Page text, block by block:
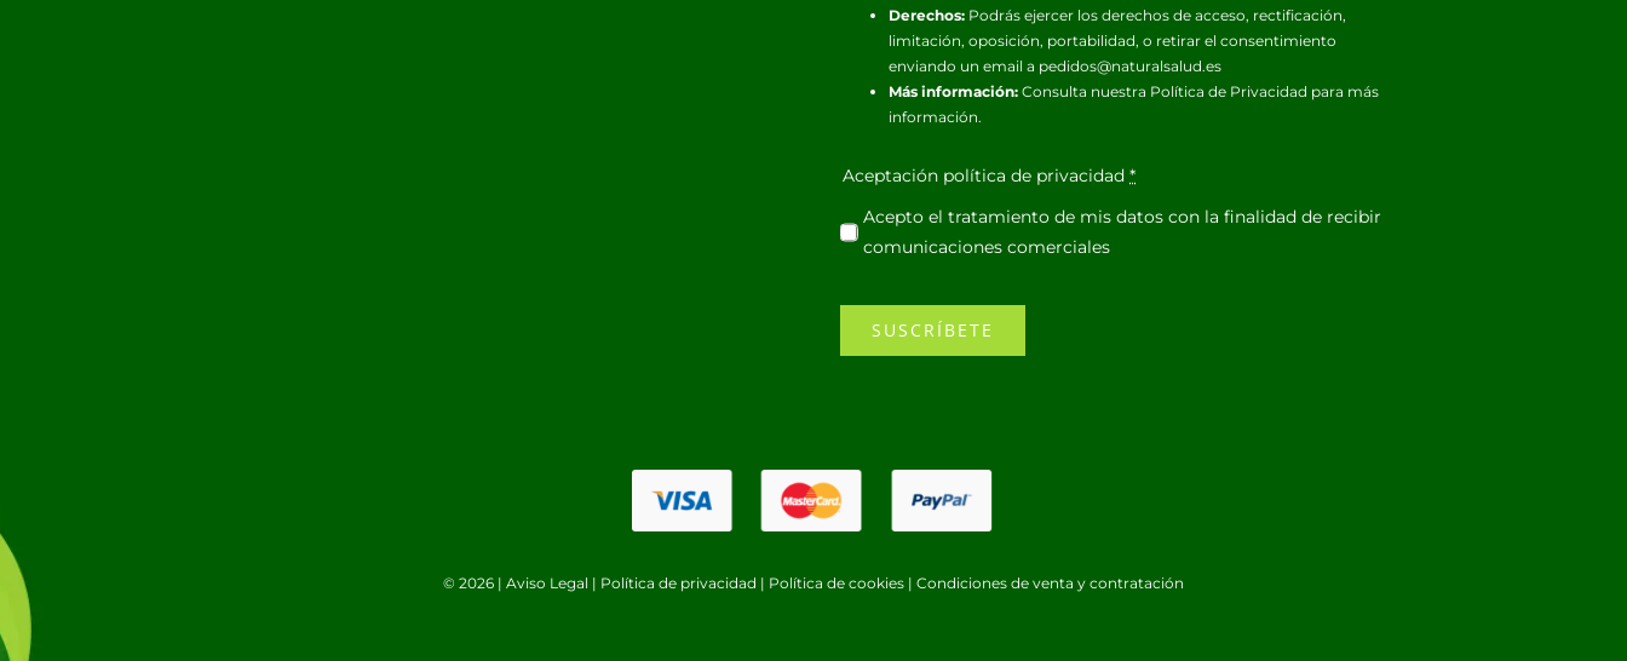
Derechos: Podrás ejercer los derechos de acceso, rectificación,
limitación, oposición, portabilidad, o retirar el consentimiento
enviando un email a pedidos@naturalsalud.es
Más información: Consulta nuestra Política de Privacidad para más
información.
Aceptación política de privacidad*
Acepto el tratamiento de mis datos con la finalidad de recibir
comunicaciones comerciales
SUSCRÍBETE
© 2026 | Aviso Legal | Política de privacidad | Política de cookies | Condiciones de venta y contratación